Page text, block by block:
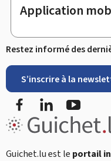
Application
Restez informé des
S’inscrire à la
FacebookLinkedIn
Guichet.lu est le portail